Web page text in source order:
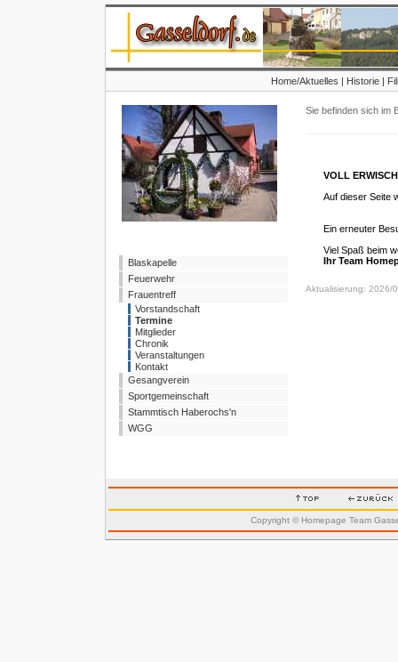
Home/Aktuelles | Historie|
Blaskapelle
Feuerwehr
Frauentreff
Vorstandschaft
Termine
Mitglieder
Chronik
Veranstaltungen
Kontakt
Gesangverein
Sportgemeinschaft
Stammtisch Haberochs'n
WGG
Sie befinden sich im
VOLL
Auf dieser Seite
Ein erneuter
Viel Spaß beim
Ihr Team
Aktualisierung: 2026/
Copyright © Homepage Team